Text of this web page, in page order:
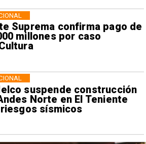
Suprema confirma pago de
millones por caso
suspende construcción
Norte en El Teniente
sísmicos